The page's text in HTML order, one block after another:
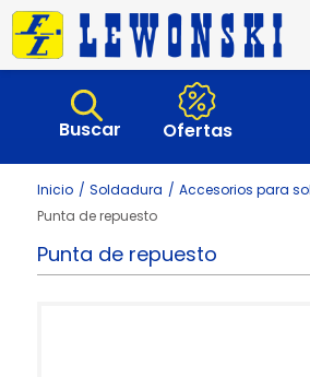
Pasar al contenido principal
Buscar Ofertas
Inicio Soldadura
Accesorios para
Punta de repuesto
Punta de repuesto